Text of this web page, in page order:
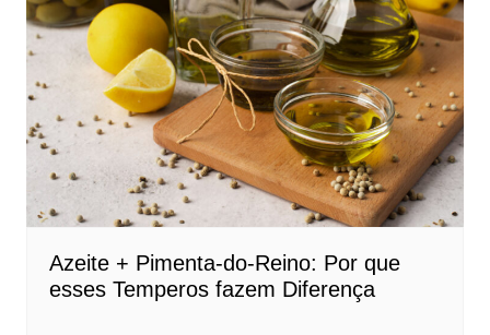
Azeite + Pimenta-do-Reino: Por que
esses Temperos fazem Diferença